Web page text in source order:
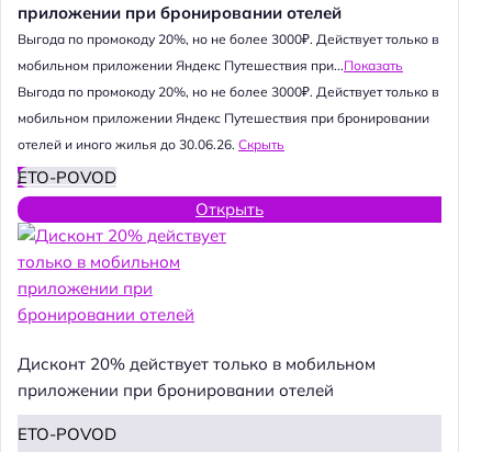
приложении при бронировании отелей
Выгода по промокоду 20%, но не более 3000₽. Действует только в
мобильном приложении Яндекс Путешествия при...Показать
Выгода по промокоду 20%, но не более 3000₽. Действует только в
мобильном приложении Яндекс Путешествия при бронировании
отелей и иного жилья до 30.06.26. Скрыть
ETO-POVOD
Открыть
Дисконт 20% действует только в мобильном
приложении при бронировании отелей
ETO-POVOD